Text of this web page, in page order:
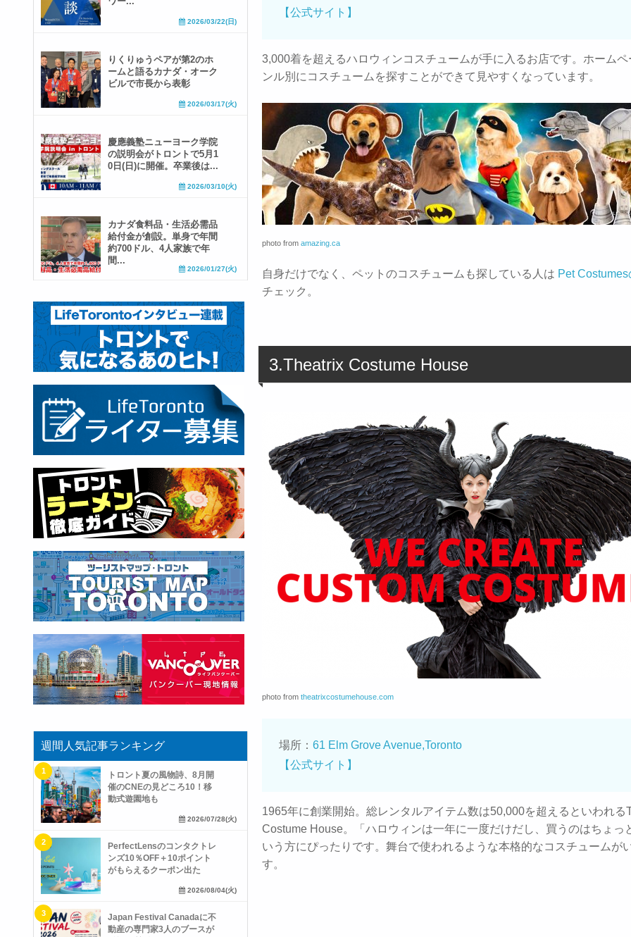
【公式サイト】
3,000着を超えるハロウィンコスチュームが手に入るお店です。ホーム
ンル別にコスチュームを探すことができて見やすくなっています。
photo from amazing.ca
自身だけでなく、ペットのコスチュームも探している人は Pet
チェック。
3.Theatrix Costume House
photo from theatrixcostumehouse.com
場所： 61 Elm Grove Avenue,Toronto
【公式サイト】
1965年に創業開始。総レンタルアイテム数は50,000を超えるといわれる
Costume House。「ハロウィンは一年に一度だけだし、買うのはちょっ
いう方にぴったりです。舞台で使われるような本格的なコスチュームが
す。
2026/03/22(日)
りくりゅうペアが第2のホ
ームと語るカナダ・オーク
ビルで市長から表彰
2026/03/17(火)
慶應義塾ニューヨーク学院
の説明会がトロントで5月1
0日(日)に開催。卒業後は...
2026/03/10(火)
カナダ食料品・生活必需品
給付金が創設。単身で年間
約700ドル、4人家族で年
間...
2026/01/27(火)
週間人気記事ランキング
トロント夏の風物詩、8月開
催のCNEの見どころ10！移
動式遊園地も
2026/07/28(火)
PerfectLensのコンタクトレ
ンズ10％OFF＋10ポイント
がもらえるクーポン出た
2026/08/04(火)
Japan Festival Canadaに不
動産の専門家3人のブースが